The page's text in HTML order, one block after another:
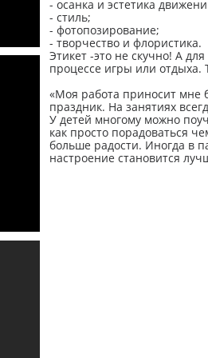
- осанка и эстетика
- стиль;
- фотопозирование;
- творчество и флористика.
Этикет -это не скучно! А
процессе игры или
«Моя работа приносит мне
праздник. На занятиях
У детей многому можно
как просто порадоваться
больше радости. Иногда в
настроение становится